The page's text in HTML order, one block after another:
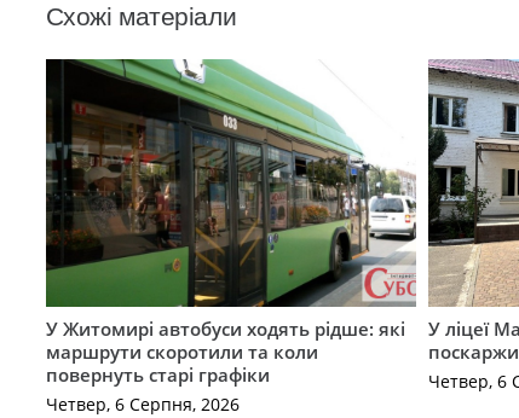
Схожі матеріали
У Житомирі автобуси ходять рідше: які
маршрути скоротили та коли
повернуть старі графіки
Четвер, 6 Серпня, 2026
У ліцеї
Четвер, 6